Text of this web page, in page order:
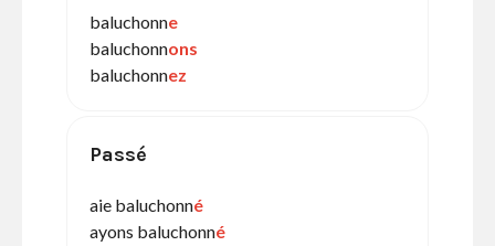
baluchonne
baluchonnons
baluchonnez
Passé
aie baluchonné
ayons baluchonné